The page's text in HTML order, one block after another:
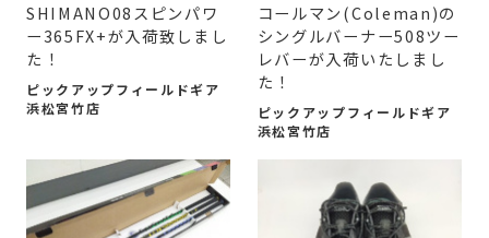
SHIMANO08スピンパワ
ー365FX+が入荷致しまし
た！
ピックアップフィールドギア
浜松宮竹店
コールマン(Coleman)の
シングルバーナー508ツー
レバーが入荷いたしまし
た！
ピックアップフィールドギア
浜松宮竹店